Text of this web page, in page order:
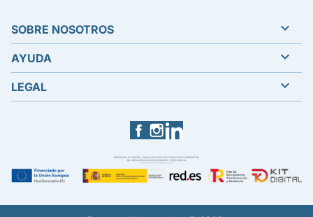
Facebook
SOBRE NOSOTROS 
AYUDA 
LEGAL 